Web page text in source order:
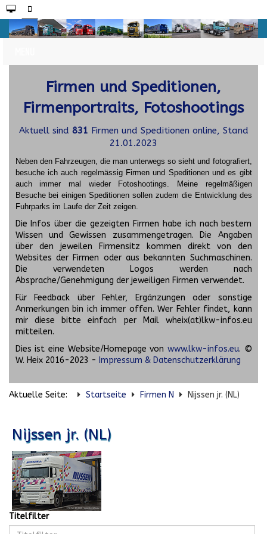
Firmen und Speditionen,
Firmenportraits, Fotoshootings
Aktuell sind 831 Firmen und Speditionen online, Stand
21.01.2023
Neben den Fahrzeugen, die man unterwegs so sieht und fotografiert,
besuche ich auch regelmässig Firmen und Speditionen und es gibt
auch immer mal wieder Fotoshootings.
Meine regelmäßigen
Besuche bei einigen Speditionen sollen zudem die Entwicklung des
Fuhrparks im Laufe der Zeit zeigen.
Die Infos über die gezeigten Firmen habe ich nach bestem
Wissen und Gewissen zusammengetragen. Die Angaben
über den jeweilen Firmensitz kommen direkt von den
Websites der Firmen oder aus bekannten Suchmaschinen.
Die verwendeten Logos werden nach
Absprache/Genehmigung der jeweiligen Firmen verwendet.
Für Feedback über Fehler, Ergänzungen oder sonstige
Anmerkungen bin ich immer offen. Wer Fehler findet, kann
mir diese bitte einfach per Mail wheix(at)lkw-infos.eu
mitteilen.
Dies ist eine Website/Homepage von www.lkw-infos.eu. ©
W. Heix 2016-2023 - Impressum & Datenschutzerklärung
Aktuelle Seite: Startseite Firmen N Nijssen jr. (NL)
Nijssen jr. (NL)
Titelfilter